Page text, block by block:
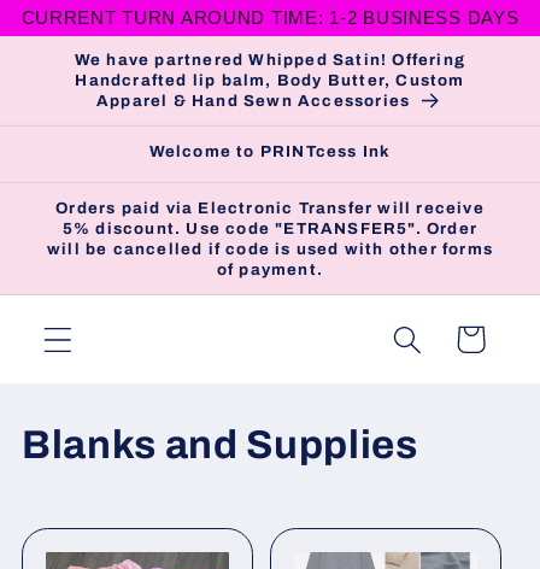
CURRENT TURN AROUND TIME: 1-2 BUSINESS DAYS
et
passer
contenu
We have partnered Whipped Satin! Offering
Handcrafted lip balm, Body Butter, Custom
Apparel & Hand Sewn Accessories
Welcome to PRINTcess Ink
Orders paid via Electronic Transfer will receive
5% discount. Use code "ETRANSFER5". Order
will be cancelled if code is used with other forms
of payment.
Panier
C
l
Blanks and Supplies